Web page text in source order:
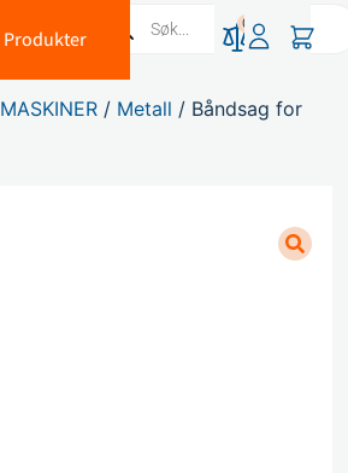
Produkter
0
MASKINER / Metall / Båndsag for